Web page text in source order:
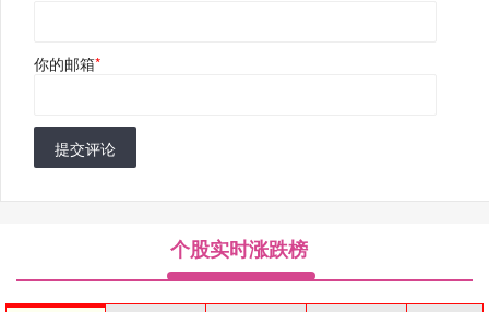
你的邮箱*
提交评论
个股实时涨跌榜